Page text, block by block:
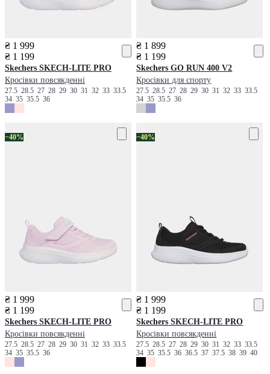
₴ 1 999
₴ 1 199
Skechers SKECH-LITE PRO
Кросівки повсякденні
27.5 28.5 27 28 29 30 31 32 33 33.5
34 35 35.5 36
₴ 1 899
₴ 1 199
Skechers GO RUN 400 V2
Кросівки для спорту
27.528.52728293031323333.5
343535.536
−40%
₴ 1 999
₴ 1 199
Skechers SKECH-LITE PRO
Кросівки повсякденні
27.5 28.5 27 28 29 30 31 32 33 33.5
34 35 35.5 36
−40%
₴ 1 999
₴ 1 199
Skechers SKECH-LITE PRO
Кросівки повсякденні
27.528.52728293031323333.5
343535.53636.53737.5383940